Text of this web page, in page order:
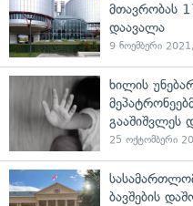
მთავრობას
დაავალა
9 ნოემბერი
ხილის
გააშიშვლეს
25 ოქტომბერი
ბავშების